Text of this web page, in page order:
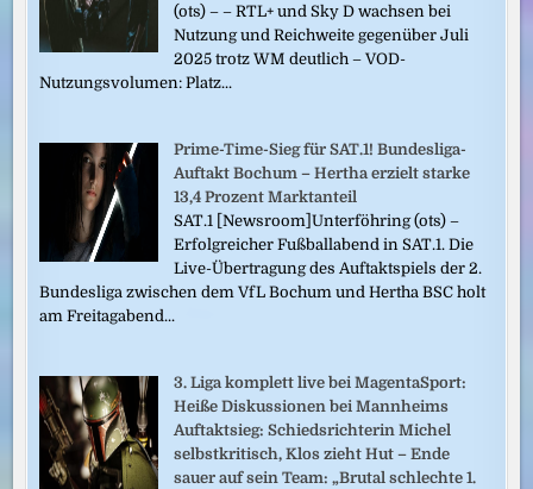
(ots) – – RTL+ und Sky D wachsen bei
Nutzung und Reichweite gegenüber Juli
2025 trotz WM deutlich – VOD-
Nutzungsvolumen: Platz...
Prime-Time-Sieg für SAT.1! Bundesliga-
Auftakt Bochum – Hertha erzielt starke
13,4 Prozent Marktanteil
SAT.1 [Newsroom]Unterföhring (ots) –
Erfolgreicher Fußballabend in SAT.1. Die
Live-Übertragung des Auftaktspiels der 2.
Bundesliga zwischen dem VfL Bochum und Hertha BSC holt
am Freitagabend...
3. Liga komplett live bei MagentaSport:
Heiße Diskussionen bei Mannheims
Auftaktsieg: Schiedsrichterin Michel
selbstkritisch, Klos zieht Hut – Ende
sauer auf sein Team: „Brutal schlechte 1.